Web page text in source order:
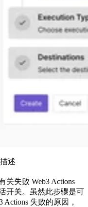
述
关失败 Web3 Actions
开关。虽然此步骤是可
失败的原因，